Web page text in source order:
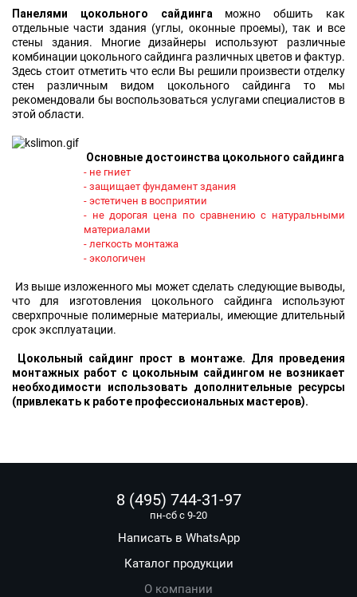
Панелями цокольного сайдинга можно обшить как
отдельные части здания (углы, оконные проемы), так и все
стены здания. Многие дизайнеры используют различные
комбинации цокольного сайдинга различных цветов и фактур.
Здесь стоит отметить что если Вы решили произвести отделку
стен различным видом цокольного сайдинга то мы
рекомендовали бы воспользоваться услугами специалистов в
этой области.
Основные достоинства цокольного сайдинга
- не гниет
- защищает фундамент здания
- эстетичен в восприятии
- не дорогая цена по сравнению с натуральными
материалами
- легкость монтажа
- экологичен
Из выше изложенного мы может сделать следующие выводы,
что для изготовления цокольного сайдинга используют
сверхпрочные полимерные материалы, имеющие длительный
срок эксплуатации.
Цокольный сайдинг прост в монтаже. Для проведения
монтажных работ с цокольным сайдингом не возникает
необходимости использовать дополнительные ресурсы
(привлекать к работе профессиональных мастеров).
8 (495) 744-31-97
пн-сб с 9-20
Написать в WhatsApp
Каталог продукции
О компании